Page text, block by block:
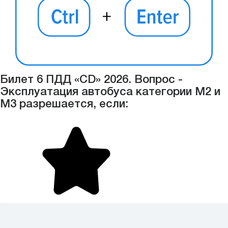
Билет 6 ПДД «CD» 2026. Вопрос -
Эксплуатация автобуса категории М2 и
М3 разрешается, если: